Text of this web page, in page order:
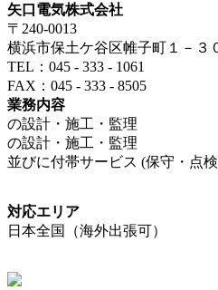
矢口電気株式会社
〒240-0013
横浜市保土ケ谷区帷子町１－３
TEL：045 - 333 - 1061
FAX：045 - 333 - 8505
業務内容
の設計・施工・監理
の設計・施工・監理
並びに付帯サービス (保守・点
対応エリア
日本全国（海外出張可）